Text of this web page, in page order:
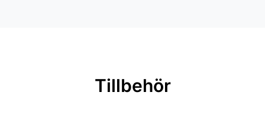
Bredd: 0,53 mTillbehör